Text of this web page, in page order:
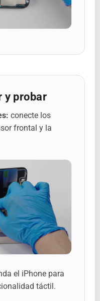
y probar
conecte los
frontal y la
el iPhone para
táctil.